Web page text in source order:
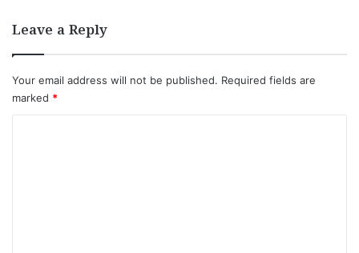
Leave a Reply
Your email address will not be published. Required fields are
marked *